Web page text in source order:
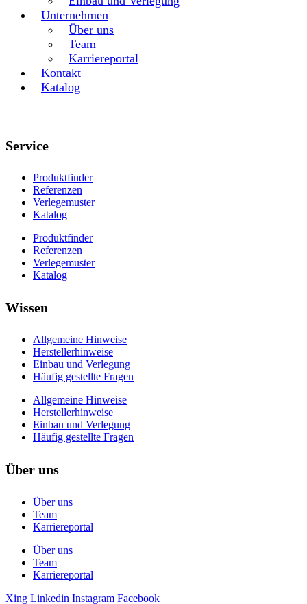
Unternehmen
Über uns
Team
Karriereportal
Kontakt
Katalog
Service
Produktfinder
Referenzen
Verlegemuster
Katalog
Produktfinder
Referenzen
Verlegemuster
Katalog
Wissen
Allgemeine Hinweise
Herstellerhinweise
Einbau und Verlegung
Häufig gestellte Fragen
Allgemeine Hinweise
Herstellerhinweise
Einbau und Verlegung
Häufig gestellte Fragen
Über uns
Über uns
Team
Karriereportal
Über uns
Team
Karriereportal
Xing Linkedin Instagram Facebook